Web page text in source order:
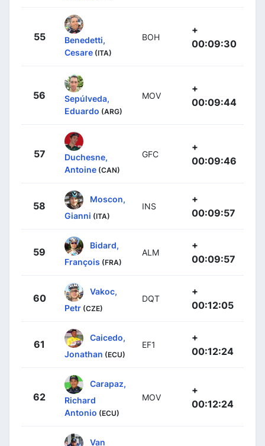
55
Benedetti,
Cesare (ITA)
BOH
+
00:09:30
56
Sepúlveda,
Eduardo (ARG)
MOV
+
00:09:44
57
Duchesne,
Antoine (CAN)
GFC
+
00:09:46
58
Moscon,
Gianni (ITA)
INS
+
00:09:57
59
Bidard,
François (FRA)
ALM
+
00:09:57
60
Vakoc,
Petr (CZE)
DQT
+
00:12:05
61
Caicedo,
Jonathan (ECU)
EF1
+
00:12:24
62
Carapaz,
Richard
Antonio (ECU)
MOV
+
00:12:24
Van